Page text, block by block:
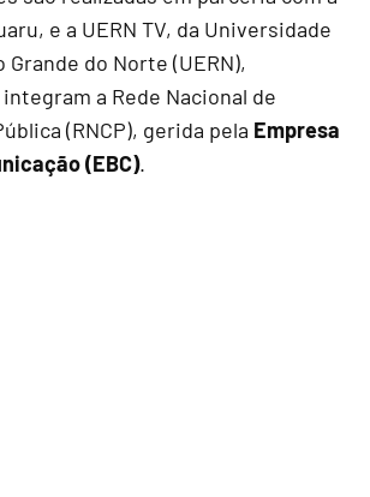
e a UERN TV, da Universidade
Grande do Norte (UERN),
a Rede Nacional de
(RNCP), gerida pela Empresa
(EBC).